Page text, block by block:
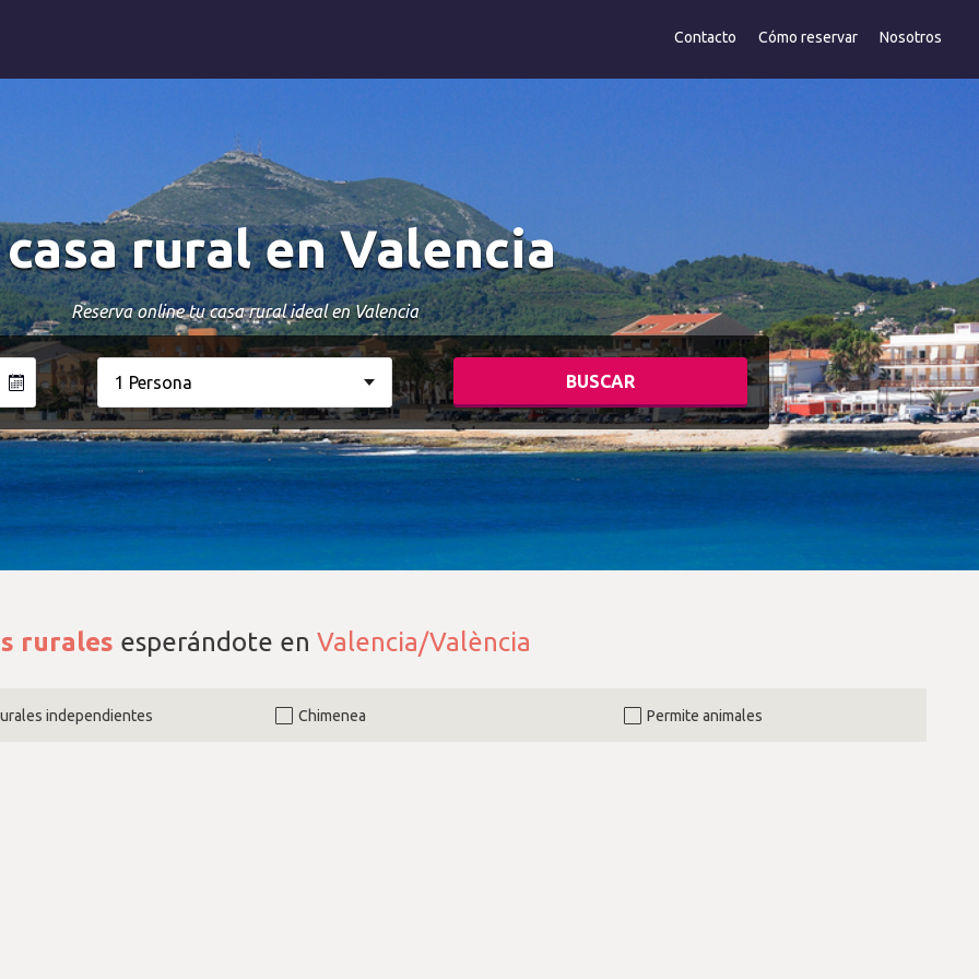
Nosotros
Cómo reservar
Contacto
casa rural en Valencia
Reserva online tu casa rural ideal en Valencia
rurales esperándote en Valencia/València
independientes Chimenea Permite animales